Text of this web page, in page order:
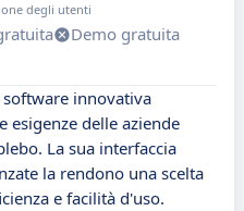
degli utenti
Demo gratuita
software innovativa
esigenze delle aziende
La sua interfaccia
la rendono una scelta
e facilità d'uso.